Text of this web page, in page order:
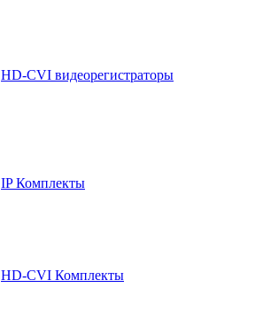
HD-CVI видеорегистраторы
IP Комплекты
HD-CVI Комплекты